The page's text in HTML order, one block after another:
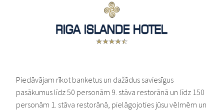
VAKARKLEITAS
VECMEITU/VECPUIŠU BALLĪTES
Piedāvājam rīkot banketus un dažādus saviesīgus
pasākumus līdz 50 personām 9. stāva restorānā un līdz 150
personām 1. stāva restorānā, pielāgojoties jūsu vēlmēm un